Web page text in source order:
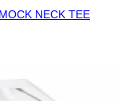
NECK TEE